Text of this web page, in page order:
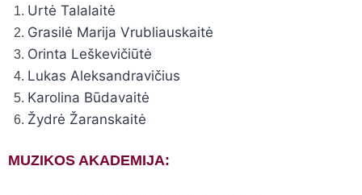
Urtė Talalaitė
Grasilė Marija Vrubliauskaitė
Orinta Leškevičiūtė
Lukas Aleksandravičius
Karolina Būdavaitė
Žydrė Žaranskaitė
MUZIKOS AKADEMIJA: